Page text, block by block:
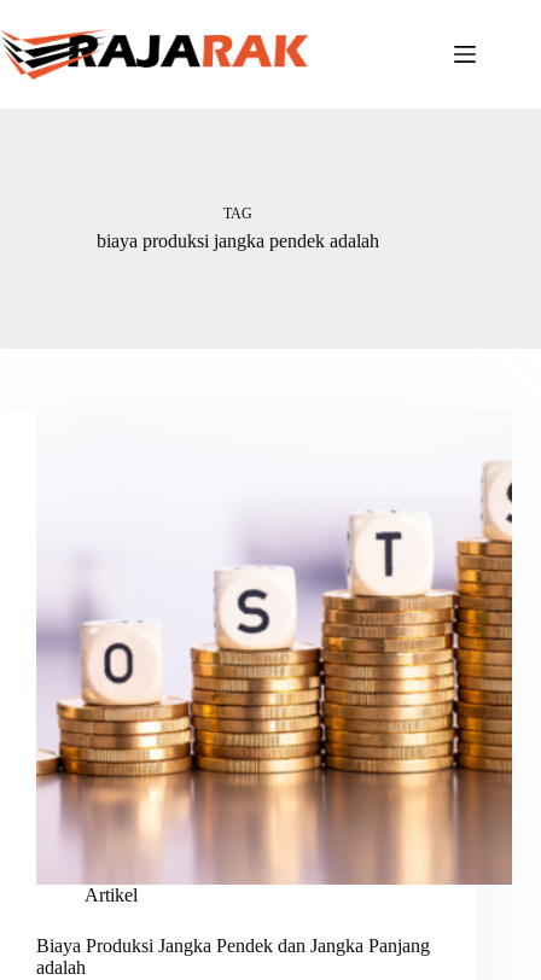
to
content
TAG
biaya produksi jangka pendek adalah
Artikel
Biaya Produksi Jangka Pendek dan Jangka Panjang
adalah